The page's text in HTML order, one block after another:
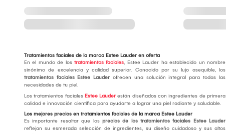
Tratamientos faciales de la marca Estee Lauder en oferta
En el mundo de los tratamientos faciales, Estee Lauder ha establecido un nombre
sinónimo de excelencia y calidad superior. Conocido por su lujo asequible, los
tratamientos faciales Estee Lauder ofrecen una solución integral para todas las
necesidades de tu piel.
Los tratamientos faciales Estee Lauder están diseñados con ingredientes de primera
calidad e innovación científica para ayudarte a lograr una piel radiante y saludable.
Los mejores precios en tratamientos faciales de la marca Estee Lauder
Es importante resaltar que los precios de los tratamientos faciales Estee Lauder
reflejan su esmerada selección de ingredientes, su diseño cuidadoso y sus altos